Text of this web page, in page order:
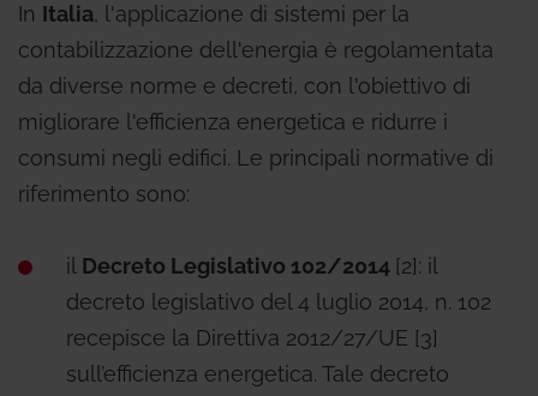
In Italia, l'applicazione di sistemi per la
contabilizzazione dell'energia è regolamentata
da diverse norme e decreti, con l'obiettivo di
migliorare l'efficienza energetica e ridurre i
consumi negli edifici. Le principali normative di
riferimento sono:
il Decreto Legislativo 102/2014 [2]: il
decreto legislativo del 4 luglio 2014, n. 102
recepisce la Direttiva 2012/27/UE [3]
sull’efficienza energetica. Tale decreto